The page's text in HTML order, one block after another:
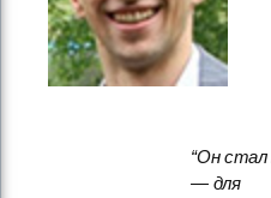
“Он
— для